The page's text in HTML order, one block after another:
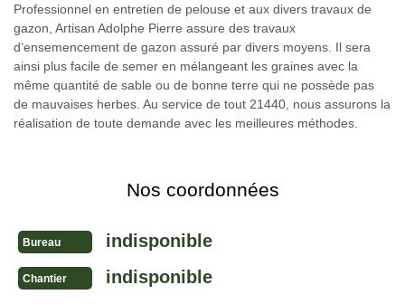
Professionnel en entretien de pelouse et aux divers travaux de
gazon, Artisan Adolphe Pierre assure des travaux
d’ensemencement de gazon assuré par divers moyens. Il sera
ainsi plus facile de semer en mélangeant les graines avec la
même quantité de sable ou de bonne terre qui ne possède pas
de mauvaises herbes. Au service de tout 21440, nous assurons la
réalisation de toute demande avec les meilleures méthodes.
Nos coordonnées
Bureau indisponible
Chantier indisponible